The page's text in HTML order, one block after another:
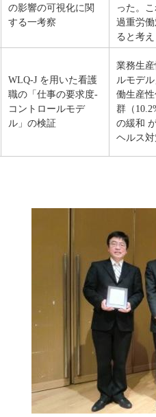
の影響の可視化に関
する一考察
った。
過重労
ると考
WLQ-J を用いた看護
職の「仕事の要求度-
コントロールモデ
ル」の検証
業務生
ルモデ
働生産
群（
の緩和
ヘルス